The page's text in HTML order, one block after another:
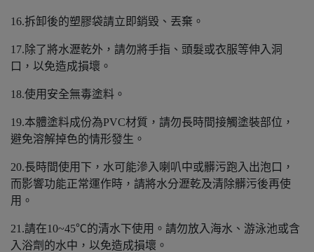
16.拆卸後的塑膠袋請立即銷毀、丟棄。
17.除了將水瀝乾外，請勿將手指、頭髮或衣服等伸入洞
口，以免造成損壞。
18.使用安全無毒塗料。
19.本體塗料成份為PVC材質，請勿長時間接觸塗裝部位，
避免溶解掉色的情形發生。
20.長時間使用下，水可能滲入喇叭中或髒污跑入出泡口，
而影響功能正常運作時，請將水分瀝乾及清除髒污後再使
用。
21.請在10~45℃的清水下使用。請勿放入海水、游泳池或含
入浴劑的水中，以免造成損壞。